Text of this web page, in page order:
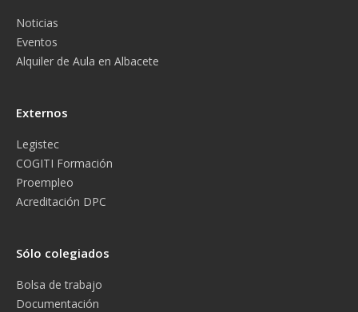
Noticias
Eventos
Alquiler de Aula en Albacete
Externos
Legistec
COGITI Formación
Proempleo
Acreditación DPC
Sólo colegiados
Bolsa de trabajo
Documentación